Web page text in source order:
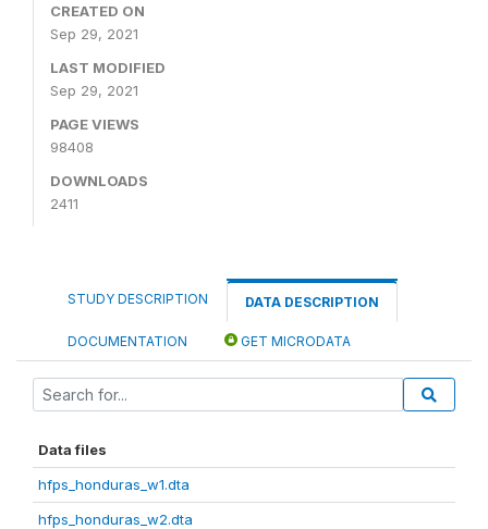
CREATED ON
Sep 29, 2021
LAST MODIFIED
Sep 29, 2021
PAGE VIEWS
98408
DOWNLOADS
2411
STUDY DESCRIPTION DATA DESCRIPTION
DOCUMENTATION GET MICRODATA
Data files
hfps_honduras_w1.dta
hfps_honduras_w2.dta